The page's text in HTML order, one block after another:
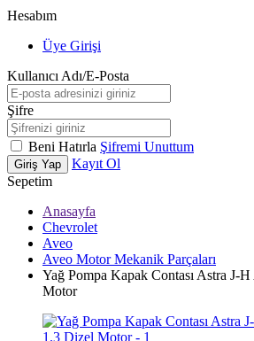
Hesabım
Üye Girişi
Kullanıcı Adı/E-Posta
Şifre
Beni Hatırla Şifremi Unuttum
Giriş Yap
Kayıt Ol
Sepetim
Anasayfa
Chevrolet
Aveo
Aveo Motor Mekanik Parçaları
Yağ Pompa Kapak Contası Astra J-
Motor